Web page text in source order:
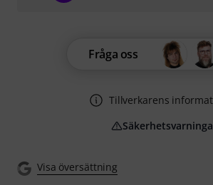
Visa översättning
Fråga oss
Tillverkarens